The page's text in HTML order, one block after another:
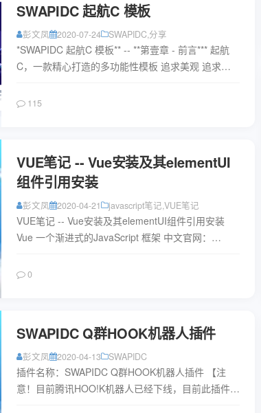
SWAPIDC 起航C 模板
彭文凤 2020-07-24 SWAPIDC,分享
*SWAPIDC 起航C 模板** -- **第壹章 - 前言*** 起航
C，一款精心打造的多功能性模板 追求美观 追求多
115
VUE笔记 -- Vue安装及其elementUI
组件引用安装
彭文凤 2020-04-21 javascript笔记,VUE笔记
VUE笔记 -- Vue安装及其elementUI组件引用安装
Vue 一个渐进式的JavaScript 框架 中文官网：
0
SWAPIDC Q群HOOK机器人插件
彭文凤 2020-04-13 SWAPIDC
插件名称：SWAPIDC Q群HOOK机器人插件 【注
意！目前腾讯HOO!K机器人已经下线，目前此插件无